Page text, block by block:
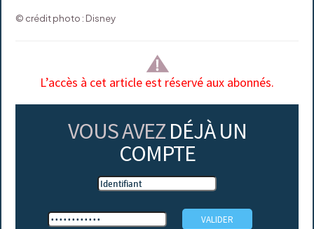
© crédit photo : Disney
L’accès à cet article est réservé aux abonnés.
VOUS AVEZ DÉJÀ UN
COMPTE